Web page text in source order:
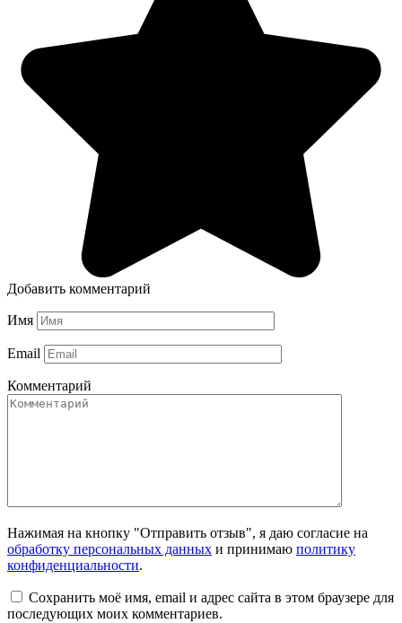
Добавить комментарий
Имя
Email
Комментарий
Нажимая на кнопку "Отправить отзыв", я даю согласие на
обработку персональных данных и принимаю политику
конфиденциальности.
Сохранить моё имя, email и адрес сайта в этом браузере для
последующих моих комментариев.